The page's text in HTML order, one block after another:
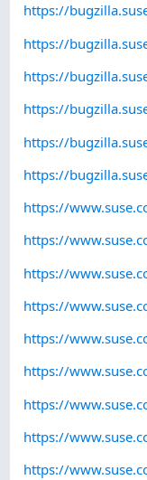
https://
https://
https://
https://
https://
https://
https://
https://
https://
https://
https://
https://
https://
https://
https://